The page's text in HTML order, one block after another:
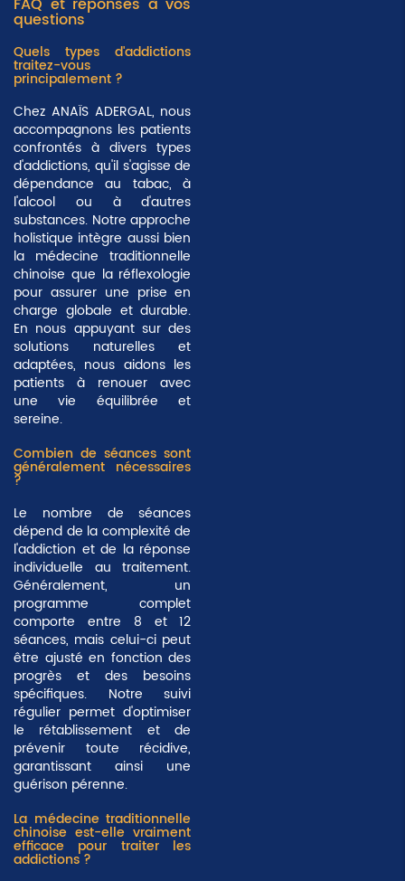
FAQ et réponses à vos
questions
Quels types d'addictions
traitez-vous
principalement ?
Chez ANAÏS ADERGAL, nous
accompagnons les patients
confrontés à divers types
d'addictions, qu'il s'agisse de
dépendance au tabac, à
l'alcool ou à d'autres
substances. Notre approche
holistique intègre aussi bien
la médecine traditionnelle
chinoise que la réflexologie
pour assurer une prise en
charge globale et durable.
En nous appuyant sur des
solutions naturelles et
adaptées, nous aidons les
patients à renouer avec
une vie équilibrée et
sereine.
Combien de séances sont
généralement nécessaires
?
Le nombre de séances
dépend de la complexité de
l'addiction et de la réponse
individuelle au traitement.
Généralement, un
programme complet
comporte entre 8 et 12
séances, mais celui-ci peut
être ajusté en fonction des
progrès et des besoins
spécifiques. Notre suivi
régulier permet d'optimiser
le rétablissement et de
prévenir toute récidive,
garantissant ainsi une
guérison pérenne.
La médecine traditionnelle
chinoise est-elle vraiment
efficace pour traiter les
addictions ?